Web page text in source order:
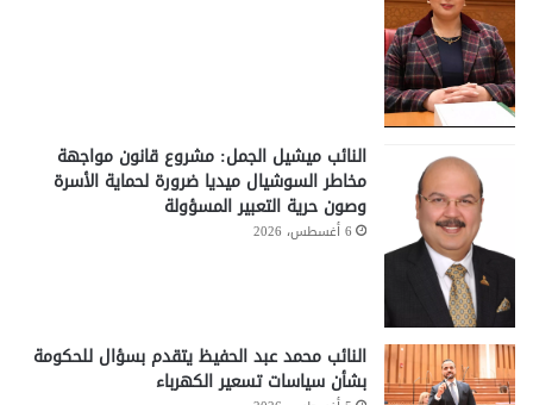
النائب ميشيل الجمل: مشروع قانون مواجهة
مخاطر السوشيال ميديا ضرورة لحماية الأسرة
وصون حرية التعبير المسؤولة
6 أغسطس، 2026
النائب محمد عبد الحفيظ يتقدم بسؤال للحكومة
بشأن سياسات تسعير الكهرباء